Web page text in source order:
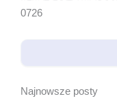
0726
Szukaj
Najnowsze posty